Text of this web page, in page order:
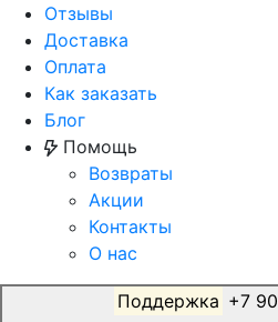
Отзывы
Доставка
Оплата
Как заказать
Блог
Помощь
Возвраты
Акции
Контакты
О нас
Поддержка